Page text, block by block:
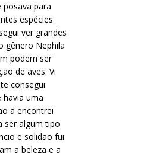
posava para
espécies.
ver grandes
gênero Nephila
podem ser
de aves. Vi
consegui
havia uma
a encontrei
ser algum tipo
e solidão fui
a beleza e a